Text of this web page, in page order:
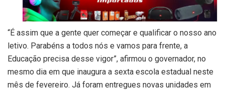
“É assim que a gente quer começar e qualificar o nosso ano
letivo. Parabéns a todos nós e vamos para frente, a
Educação precisa desse vigor”, afirmou o governador, no
mesmo dia em que inaugura a sexta escola estadual neste
mês de fevereiro. Já foram entregues novas unidades em